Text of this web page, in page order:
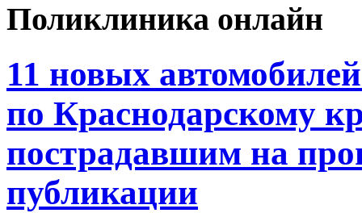
Поликлиника онлайн
11 новых
по Краснодарскому
пострадавшим на
публикации